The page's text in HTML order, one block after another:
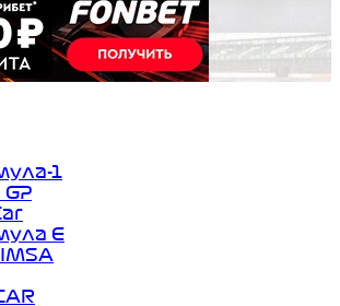
трансляции Формулы-1 (Ф2/Ф3/F1
Е, Moto GP, DTM, IndyCar, NASCAR,
WEC, IMSA и других гоночных серий
1
Е